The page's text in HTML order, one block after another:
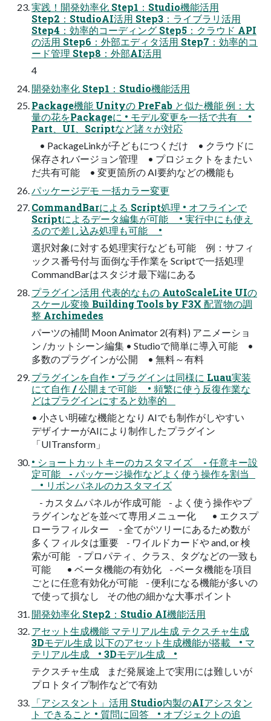
実践！開発効率化 Step1：Studio機能活用
Step2：StudioAI活用 Step3：ライブラリ活用
Step4：効率的コーディング Step5：クラウド API
の活用 Step6：外部エディタ活用 Step7：効率的コ
ード管理 Step8：外部AI活用
4
開発効率化 Step1：Studio機能活用
Package機能 Unityの PreFab と似た機能 例：大
量の花をPackageに • モデル変更を一括で共有 •
Part、UI、Scriptなど諸々が対応
• PackageLinkが子どもにつくだけ • クラウドに
保存されバージョン管理 • プロジェクトをまたい
だ共有可能 • 変更箇所の AI要約などの機能も
パッケージデモ 一括カラー変更
CommandBarによる Script処理 • オフラインで
Scriptによるデータ編集が可能 • 実行中にも使え
るので差し込み処理も可能 •
選択対象に対する処理実行なども可能 例：サフィ
ックス番号付与 面倒な手作業を Scriptで一括処理
CommandBarはスタジオ最下端にある
プラグイン活用 代表的なもの AutoScaleLite UIの
スケール変換 Building Tools by F3X 配置物の調
整 Archimedes
パーツの補間 Moon Animator 2(有料) アニメーショ
ン /カットシーン編集 • Studioで簡単に導入可能 •
多数のプラグインが公開 • 無料～有料
プラグインを自作 • プラグインは同様に Luau実装
にて自作 / 公開まで可能 • 頻繁に使う反復作業な
どはプラグインにすると効率的
• 小さい明確な機能となり AIでも制作がしやすい
デザイナーがAIにより制作したプラグイン
「UITransform」
• ショートカットキーのカスタマイズ - 任意キー設
定可能 - パッケージ操作などよく使う操作を割当
• リボンパネルのカスタマイズ
- カスタムパネルが作成可能 - よく使う操作やプ
ラグインなどを並べて専用メニュー化 • エクスプ
ローラフィルター - 全てがツリーにあるため数が
多くフィルタは重要 - ワイルドカードや and, or 検
索が可能 - プロパティ、クラス、タグなどの一致も
可能 • ベータ機能の有効化 - ベータ機能を項目
ごとに任意有効化が可能 - 便利になる機能が多いの
で使って損なし その他の細かな大事ポイント
開発効率化 Step2：Studio AI機能活用
アセット生成機能 マテリアル生成 テクスチャ生成
3Dモデル生成 以下のアセット生成機能が搭載 • マ
テリアル生成 • 3Dモデル生成 •
テクスチャ生成 まだ発展途上で実用には難しいが
プロトタイプ制作などで有効
「アシスタント」活用 Studio内製のAIアシスタン
ト できること • 質問に回答 • オブジェクトの追